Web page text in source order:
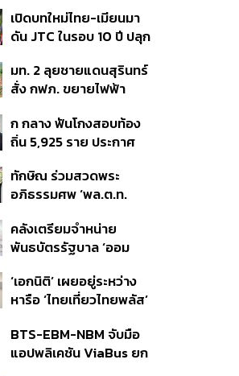
ต่อดอลลาร์
อนุทิน จ่อสอบต่อเอี่ยว
ตัดตอน ม.บูรพา หรือไม่
เปิดบทใหม่ไทย-เมียนมา
ดัน JTC ในรอบ 10 ปี ปลุก
ชายแดน ท่าเรือน้ำลึก
ทวาย
มท. 2 ลุยชายแดนสุรินทร์
สั่ง กฟภ. ขยายไฟฟ้า
350’ เสริมความมั่นคง
ชายแดน
ก กลาง ฟันโกงสอบท้อง
ถิ่น 5,925 ราย ประกาศ
ราย รอ ป.ป.ช. ขีดเส้นแล้ว
เสร็จ 31 ส.ค.
ทักษิณ ร่วมสวดพระ
อภิธรรมศพ ‘พล.ต.ท.
สิน’ สิริอายุ 103 ปี แกนนำ
เพื่อไทย-บุคคลหลาก
คลังเตรียมจำหน่าย
พันธบัตรรัฐบาล ‘ออม
ก.ย.นี้ อาจเพิ่มสัดส่วนการ
ขายแบบ Small Lot First
‘เอกนิติ’ เผยอยู่ระหว่าง
หารือ ‘ไทยเที่ยวไทยพลัส’
แสนล้าน มั่นใจงบต่อ ‘ไทย
ช่วยไทย พลัส’ เฟส 2 มี
BTS-EBM-NBM จับมือ
แอปพลิเคชัน ViaBus ยก